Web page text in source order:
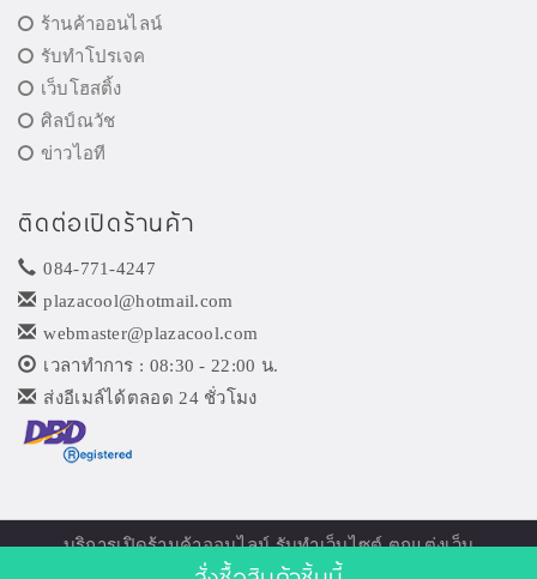
ร้านค้าออนไลน์
รับทำโปรเจค
เว็บโฮสติ้ง
ศิลป์ณวัช
ข่าวไอที
ติดต่อเปิดร้านค้า
084-771-4247
plazacool@hotmail.com
webmaster@plazacool.com
เวลาทำการ : 08:30 - 22:00 น.
ส่งอีเมล์ได้ตลอด 24 ชั่วโมง
บริการเปิดร้านค้าออนไลน์รับทำเว็บไซต์ ตกแต่งเว็บ